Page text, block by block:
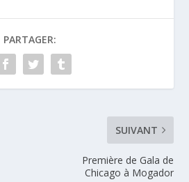
PARTAGER:
SUIVANT
Première de Gala de
Chicago à Mogador